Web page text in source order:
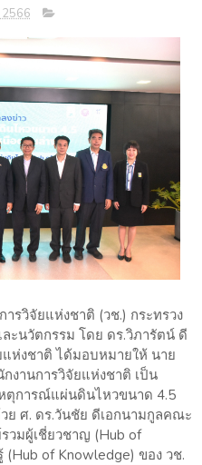
รวิจัยแห่งชาติ (วช.) กระทรวง
ะนวัตกรรม โดย ดร.วิภารัตน์ ดี
แห่งชาติ ได้มอบหมายให้ นาย
กงานการวิจัยแห่งชาติ เป็น
หตุการณ์แผ่นดินไหวขนาด 4.5
ย ศ. ดร.วันชัย ดีเอกนามกูลคณะ
วมผู้เชี่ยวชาญ (Hub of
of Knowledge) ของ วช.